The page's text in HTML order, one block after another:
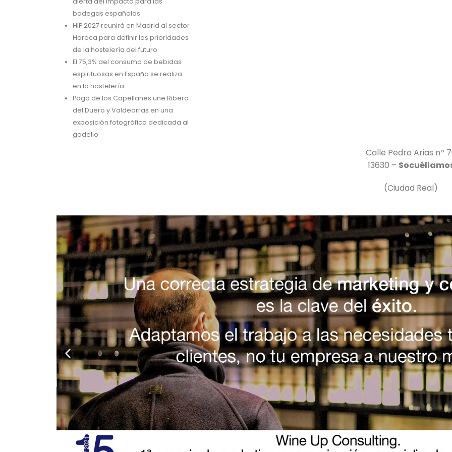
bodegas españolas
HIP 2027 reunirá en Madrid al sector
Horeca para definir las prioridades
de la hostelería del futuro
El 75,3% del consumo de bebidas
espirituosas en España se realiza
en la hostelería
Pago de los Capellanes une Ribera
del Duero y Valdeorras en una
exposición fotográfica dedicada al
godello
Calle Pedro Arias nº
13630 –
(Ciudad Real)